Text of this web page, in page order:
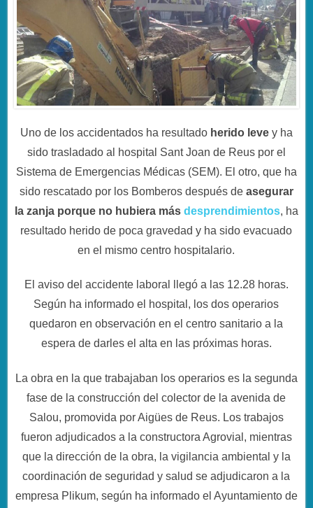
Uno de los accidentados ha resultado herido leve y ha
sido trasladado al hospital Sant Joan de Reus por el
Sistema de Emergencias Médicas (SEM). El otro, que ha
sido rescatado por los Bomberos después de asegurar
la zanja porque no hubiera más desprendimientos, ha
resultado herido de poca gravedad y ha sido evacuado
en el mismo centro hospitalario.
El aviso del accidente laboral llegó a las 12.28 horas.
Según ha informado el hospital, los dos operarios
quedaron en observación en el centro sanitario a la
espera de darles el alta en las próximas horas.
La obra en la que trabajaban los operarios es la segunda
fase de la construcción del colector de la avenida de
Salou, promovida por Aigües de Reus. Los trabajos
fueron adjudicados a la constructora Agrovial, mientras
que la dirección de la obra, la vigilancia ambiental y la
coordinación de seguridad y salud se adjudicaron a la
empresa Plikum, según ha informado el Ayuntamiento de